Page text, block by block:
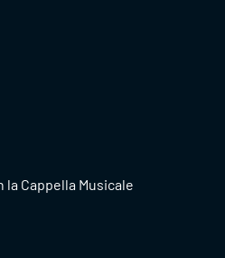
Cappella Musicale